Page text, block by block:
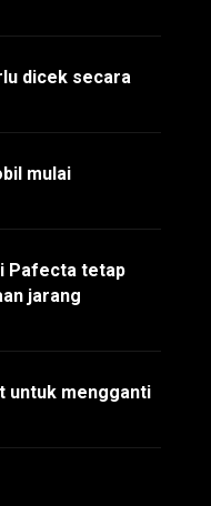
dicek secara
mulai
Pafecta tetap
jarang
untuk mengganti